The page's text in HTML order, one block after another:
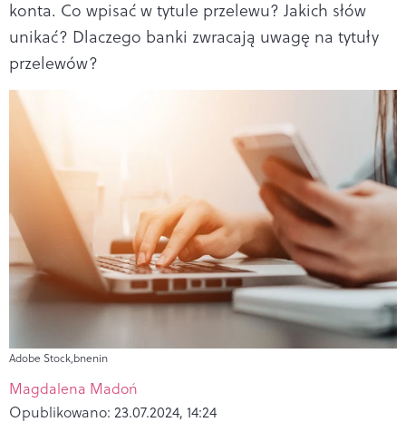
konta. Co wpisać w tytule przelewu? Jakich słów
unikać? Dlaczego banki zwracają uwagę na tytuły
przelewów?
Adobe Stock,bnenin
Magdalena Madoń
Opublikowano: 23.07.2024, 14:24